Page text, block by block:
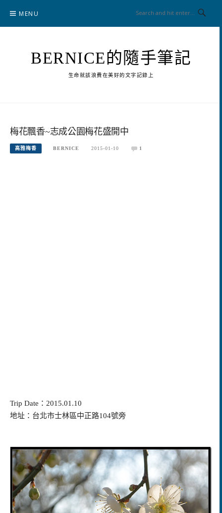
content
MENU
BERNICE的隨手筆記
生命就該浪費在美好的文字記錄上
梅花飄香~志成公園梅花盛開中
高雅梅香 BERNICE 2015-01-10 1
Trip Date：2015.01.10
地址：台北市士林區中正路104號旁